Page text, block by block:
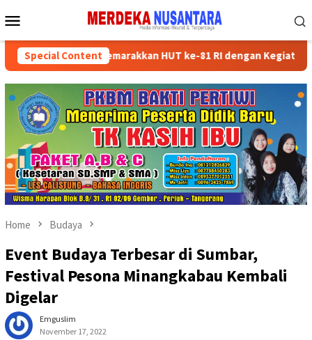
to
Menu
Special Content
Partai Semarakkan HUT ke-81 RI dengan Kegiatan Sosial
Home Budaya
Event Budaya Terbesar di Sumbar,
Festival Pesona Minangkabau Kembali
Digelar
Emguslim
November 17, 2022